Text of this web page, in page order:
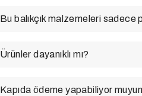
Bu balıkçık malzemeleri sadece
Ürünler dayanıklı mı?
Kapıda ödeme yapabiliyor